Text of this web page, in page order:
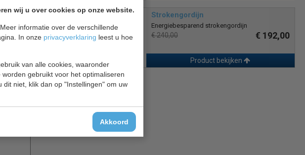
wij u over cookies op onze website.
informatie over de verschillende
In onze privacyverklaring leest u hoe
van alle cookies, waaronder
gebruikt voor het optimaliseren
niet, klik dan op "Instellingen" om uw
Akkoord
een
nodig
Strokengordijn
Energiebesparend strokengordijn
€ 240,00 € 192,00
Product bekijken